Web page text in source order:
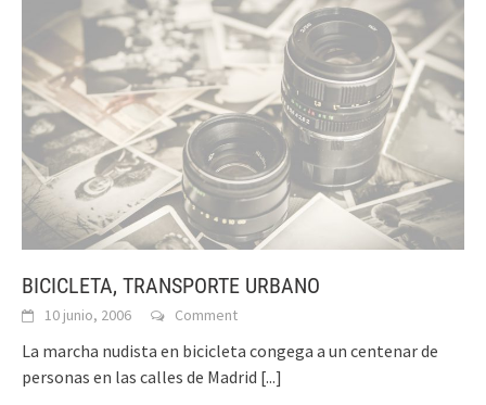
BICICLETA, TRANSPORTE URBANO
10 junio, 2006 Comment
La marcha nudista en bicicleta congega a un centenar de
personas en las calles de Madrid [...]